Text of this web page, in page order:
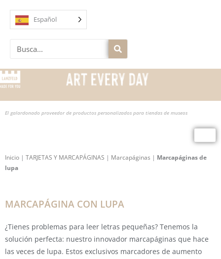
contenido
Español
Buscar
El galardonado proveedor de productos personalizados para tiendas de museos
Inicio | TARJETAS Y MARCAPÁGINAS | Marcapáginas | Marcapáginas de
lupa
MARCAPÁGINA CON LUPA
¿Tienes problemas para leer letras pequeñas? Tenemos la
solución perfecta: nuestro innovador marcapáginas que hace
las veces de lupa. Estos exclusivos marcadores de aumento